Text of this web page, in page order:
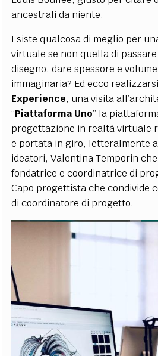
ancestrali da niente.
Esiste qualcosa di meglio per
virtuale se non quella di
disegno, dare spessore e
immaginaria? Ed ecco realizzarsi
Experience, una visita
“Piattaforma Uno” la
progettazione in realtà virtuale
e portata in giro, letteralmente
ideatori, Valentina Temporin che
fondatrice e coordinatrice di
Capo progettista che condivide
di coordinatore di progetto.